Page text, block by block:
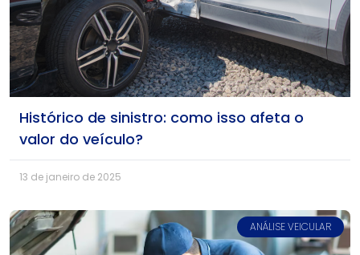
Histórico de sinistro: como isso afeta o
valor do veículo?
13 de janeiro de 2025
ANÁLISE VEICULAR